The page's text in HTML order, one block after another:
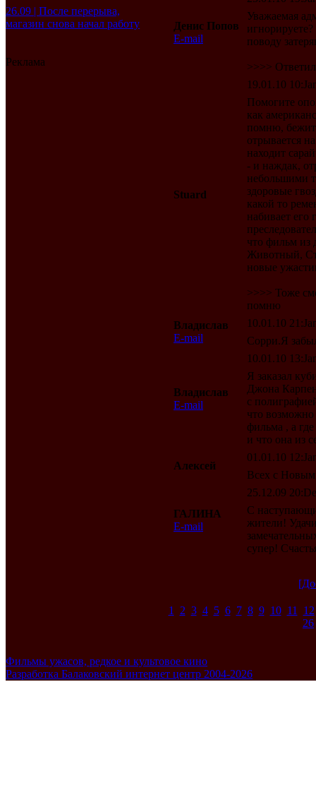
26.09 | После перерыва,
магазин снова начал работу
Реклама
Денис Попов
E-mail
Уважаемая
поводу
>>>> Ответил
Stuard
19.01.10
Помогите
как
помню, бежит
отрывается
находит
- и наждак,
небольшими
здоровые
какой то
набивает его
что фильм из
Животный,
новые
>>>> Тоже
помню
Владислав
E-mail
10.01.10
Сорри.Я
Владислав
E-mail
10.01.10
Я заказал
Джона
с
что возможно
фильма , а
и что она из
Алексей
01.01.10
Всех с
ГАЛИНА
E-mail
25.12.09
C
жители!
супер!
1 2 3 4 5 6 7 8 9 10 11
12
26
Фильмы ужасов, редкое и культовое кино
Разработка Балаковский интернет центр 2004-2026